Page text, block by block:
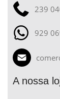
239
929
A nossa